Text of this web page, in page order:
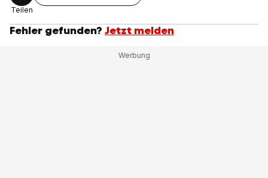
Teilen
Fehler gefunden? Jetzt melden